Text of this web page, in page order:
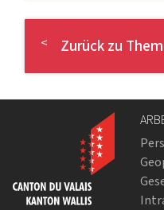
Zurück zu